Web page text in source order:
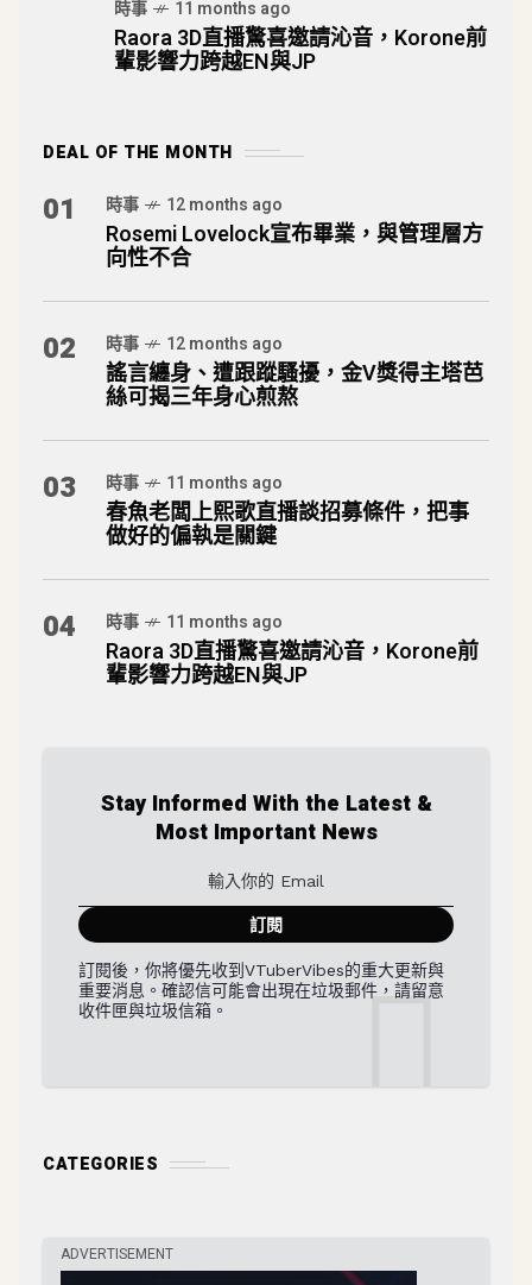
時事 11 months ago
Raora 3D直播驚喜邀請沁音，Korone前
輩影響力跨越EN與JP
DEAL OF THE MONTH
01 時事 12 months ago
Rosemi Lovelock宣布畢業，與管理層方
向性不合
02 時事 12 months ago
謠言纏身、遭跟蹤騷擾，金V獎得主塔芭
絲可揭三年身心煎熬
03 時事 11 months ago
春魚老闆上熙歌直播談招募條件，把事
做好的偏執是關鍵
04 時事 11 months ago
Raora 3D直播驚喜邀請沁音，Korone前
輩影響力跨越EN與JP
Stay Informed With the Latest &
Most Important News
訂閱後，你將優先收到VTuberVibes的重大更新與
重要消息。確認信可能會出現在垃圾郵件，請留意
收件匣與垃圾信箱。
CATEGORIES
ADVERTISEMENT